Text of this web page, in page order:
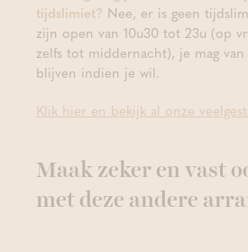
tijdslimiet? Nee, er is geen
zijn open van 10u30 tot 23u (op
zelfs tot middernacht), je mag
blijven indien je wil.
Klik hier en bekijk al onze
Maak zeker en vast
met deze andere